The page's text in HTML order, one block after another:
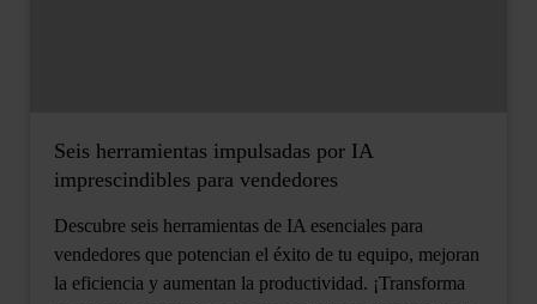
Seis herramientas impulsadas por IA
imprescindibles para vendedores
Descubre seis herramientas de IA esenciales para
vendedores que potencian el éxito de tu equipo, mejoran
la eficiencia y aumentan la productividad. ¡Transforma